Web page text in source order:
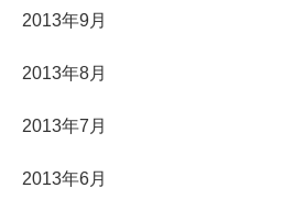
2013年9月
2013年8月
2013年7月
2013年6月